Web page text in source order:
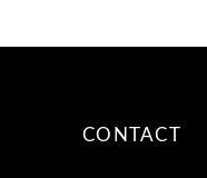
CONTACT